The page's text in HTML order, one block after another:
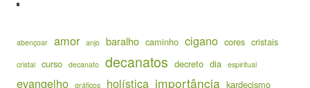
abençoar amor anjo baralho caminho cigano cores cristais
cristal curso decanato decanatos decreto dia espiritual
evangelho gráficos holística importância kardecismo